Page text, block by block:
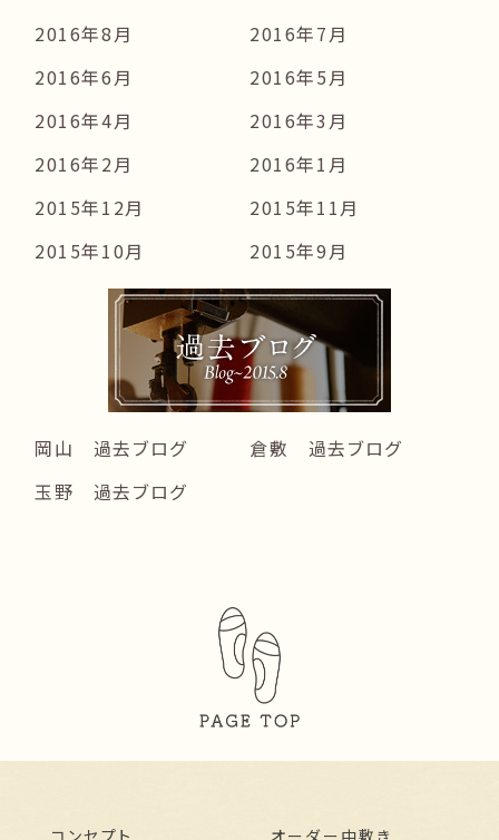
2016年8月
2016年7月
2016年6月
2016年5月
2016年4月
2016年3月
2016年2月
2016年1月
2015年12月
2015年11月
2015年10月
2015年9月
岡山 過去ブログ
倉敷 過去ブログ
玉野 過去ブログ
コンセプト オーダー中敷き